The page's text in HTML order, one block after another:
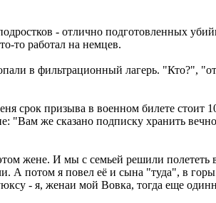
- отлично подготовленных
то работал на немцев.
в фильтрационный лагерь. "Кто?",
срок призыва в военном билете стоит
"Вам же сказано подписку хранить
жене. И мы с семьей решили полететь
А потом я повел её и сына "туда", в
- я, женаи мой Вовка, тогда еще